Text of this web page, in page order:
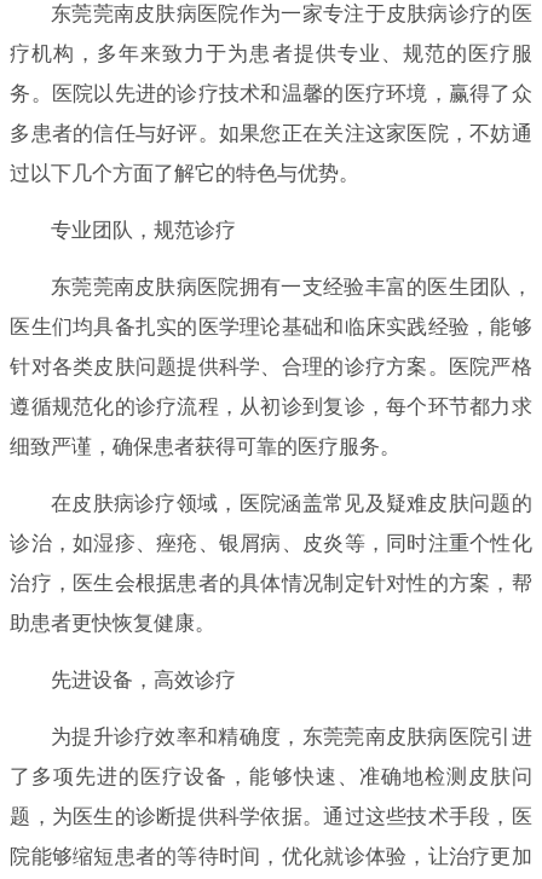
东莞莞南皮肤病医院作为一家专注于皮肤病诊疗的医
疗机构，多年来致力于为患者提供专业、规范的医疗服
务。医院以先进的诊疗技术和温馨的医疗环境，赢得了众
多患者的信任与好评。如果您正在关注这家医院，不妨通
过以下几个方面了解它的特色与优势。
专业团队，规范诊疗
东莞莞南皮肤病医院拥有一支经验丰富的医生团队，
医生们均具备扎实的医学理论基础和临床实践经验，能够
针对各类皮肤问题提供科学、合理的诊疗方案。医院严格
遵循规范化的诊疗流程，从初诊到复诊，每个环节都力求
细致严谨，确保患者获得可靠的医疗服务。
在皮肤病诊疗领域，医院涵盖常见及疑难皮肤问题的
诊治，如湿疹、痤疮、银屑病、皮炎等，同时注重个性化
治疗，医生会根据患者的具体情况制定针对性的方案，帮
助患者更快恢复健康。
先进设备，高效诊疗
为提升诊疗效率和精确度，东莞莞南皮肤病医院引进
了多项先进的医疗设备，能够快速、准确地检测皮肤问
题，为医生的诊断提供科学依据。通过这些技术手段，医
院能够缩短患者的等待时间，优化就诊体验，让治疗更加